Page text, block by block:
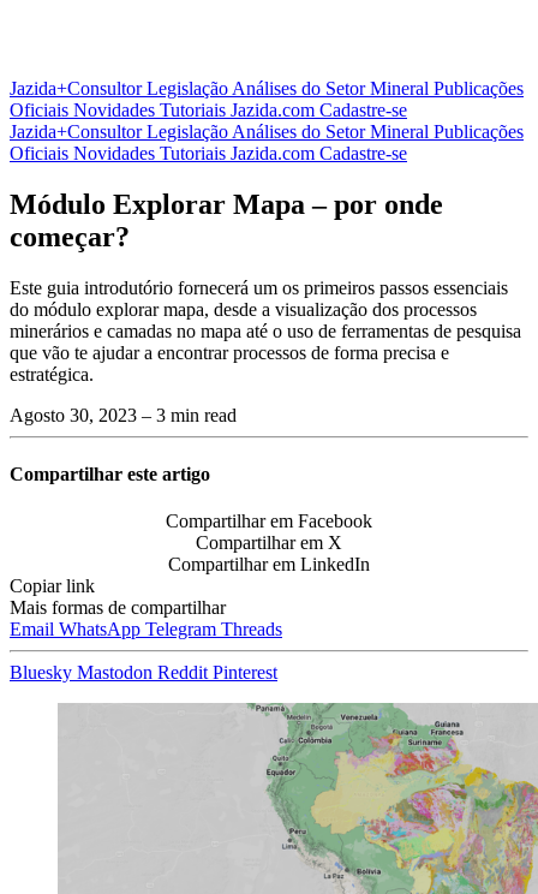
Jazida+ConsultorLegislação Análises do Setor Mineral Publicações
Oficiais Novidades Tutoriais Jazida.com Cadastre-se
Jazida+ConsultorLegislação Análises do Setor Mineral Publicações
Oficiais Novidades Tutoriais Jazida.com Cadastre-se
Módulo Explorar Mapa – por onde
começar?
Este guia introdutório fornecerá um os primeiros passos essenciais
do módulo explorar mapa, desde a visualização dos processos
minerários e camadas no mapa até o uso de ferramentas de pesquisa
que vão te ajudar a encontrar processos de forma precisa e
estratégica.
Agosto 30, 2023 – 3 min read
Compartilhar este artigo
Compartilhar em Facebook
Compartilhar em X
Compartilhar em LinkedIn
Copiar link
Mais formas de compartilhar
Email WhatsApp Telegram Threads
Bluesky Mastodon Reddit Pinterest